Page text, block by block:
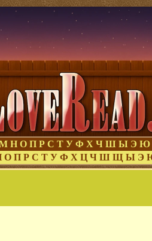
Н О П Р С Т У Ф Х Ч Ш Ы Э Ю
О П Р С Т У Ф Х Ц Ч Ш Щ Ы Э